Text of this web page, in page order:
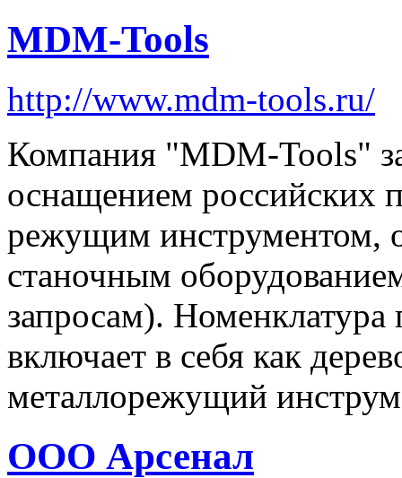
MDM-Tools
http://www.mdm-tools.ru/
Компания "MDM-Tools"
оснащением российских
режущим инструментом,
станочным
запросам). Номенклатура
включает в себя как
металлорежущий
OOO Арсенал